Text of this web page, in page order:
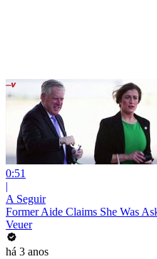
0:51
|
A Seguir
Former Aide Claims She Was
Veuer
há 3 anos